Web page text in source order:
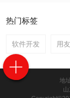
热门标签
软件开发 用
地